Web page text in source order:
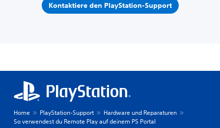
Kontaktiere den PlayStation-Support
Home PlayStation-Support
Hardware und Reparaturen
So verwendest du Remote Play auf deinem PS Portal